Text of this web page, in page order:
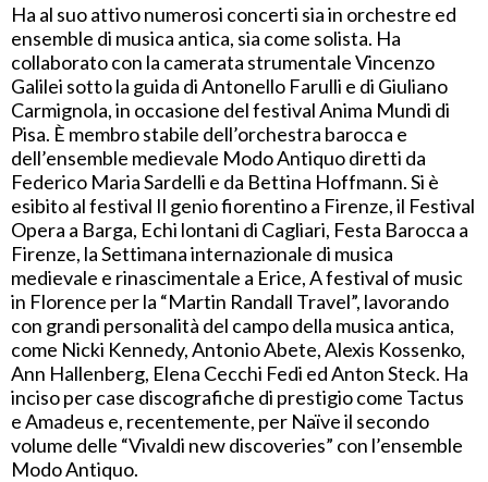
Ha al suo attivo numerosi concerti sia in orchestre ed
ensemble di musica antica, sia come solista. Ha
collaborato con la camerata strumentale Vincenzo
Galilei sotto la guida di Antonello Farulli e di Giuliano
Carmignola, in occasione del festival Anima Mundi di
Pisa. È membro stabile dell’orchestra barocca e
dell’ensemble medievale Modo Antiquo diretti da
Federico Maria Sardelli e da Bettina Hoffmann. Si è
esibito al festival Il genio fiorentino a Firenze, il Festival
Opera a Barga, Echi lontani di Cagliari, Festa Barocca a
Firenze, la Settimana internazionale di musica
medievale e rinascimentale a Erice, A festival of music
in Florence per la “Martin Randall Travel”, lavorando
con grandi personalità del campo della musica antica,
come Nicki Kennedy, Antonio Abete, Alexis Kossenko,
Ann Hallenberg, Elena Cecchi Fedi ed Anton Steck. Ha
inciso per case discografiche di prestigio come Tactus
e Amadeus e, recentemente, per Naïve il secondo
volume delle “Vivaldi new discoveries” con l’ensemble
Modo Antiquo.